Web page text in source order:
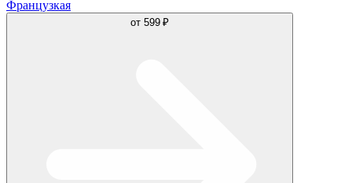
Французкая
от 599 ₽